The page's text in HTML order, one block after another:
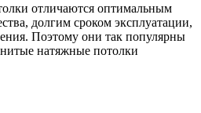
отличаются оптимальным
долгим сроком эксплуатации,
Поэтому они так популярны
натяжные потолки